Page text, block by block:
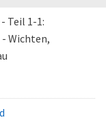
Teil 1-1:
Wichten,